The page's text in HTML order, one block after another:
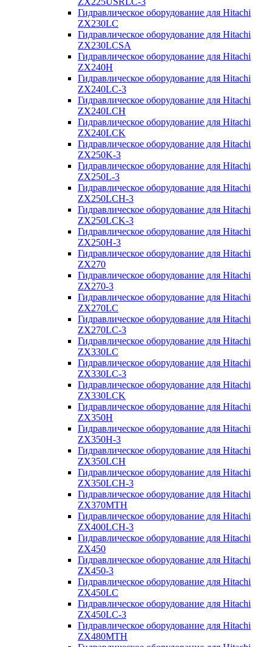
Гидравлическое оборудование для Hitachi
ZX230LC
Гидравлическое оборудование для Hitachi
ZX230LCSA
Гидравлическое оборудование для Hitachi
ZX240H
Гидравлическое оборудование для Hitachi
ZX240LC-3
Гидравлическое оборудование для Hitachi
ZX240LCH
Гидравлическое оборудование для Hitachi
ZX240LCK
Гидравлическое оборудование для Hitachi
ZX250K-3
Гидравлическое оборудование для Hitachi
ZX250L-3
Гидравлическое оборудование для Hitachi
ZX250LCH-3
Гидравлическое оборудование для Hitachi
ZX250LCK-3
Гидравлическое оборудование для Hitachi
ZX250Н-3
Гидравлическое оборудование для Hitachi
ZX270
Гидравлическое оборудование для Hitachi
ZX270-3
Гидравлическое оборудование для Hitachi
ZX270LC
Гидравлическое оборудование для Hitachi
ZX270LC-3
Гидравлическое оборудование для Hitachi
ZX330LC
Гидравлическое оборудование для Hitachi
ZX330LC-3
Гидравлическое оборудование для Hitachi
ZX330LCK
Гидравлическое оборудование для Hitachi
ZX350H
Гидравлическое оборудование для Hitachi
ZX350H-3
Гидравлическое оборудование для Hitachi
ZX350LCH
Гидравлическое оборудование для Hitachi
ZX350LCH-3
Гидравлическое оборудование для Hitachi
ZX370MTH
Гидравлическое оборудование для Hitachi
ZX400LCH-3
Гидравлическое оборудование для Hitachi
ZX450
Гидравлическое оборудование для Hitachi
ZX450-3
Гидравлическое оборудование для Hitachi
ZX450LC
Гидравлическое оборудование для Hitachi
ZX450LC-3
Гидравлическое оборудование для Hitachi
ZX480MTH